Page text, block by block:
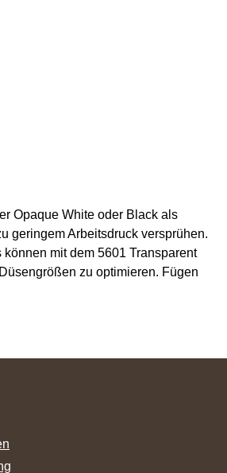
Opaque White oder Black als
geringem Arbeitsdruck versprühen.
mit dem 5601 Transparent
zu optimieren. Fügen